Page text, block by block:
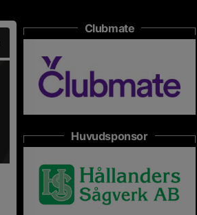
Clubmate
Huvudsponsor